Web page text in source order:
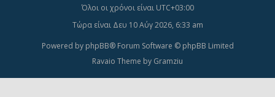
Όλοι οι χρόνοι είναι UTC+03:00
Τώρα είναι Δευ 10 Αύγ 2026, 6:33 am
Powered by phpBB® Forum Software © phpBB Limited
Ravaio Theme by Gramziu